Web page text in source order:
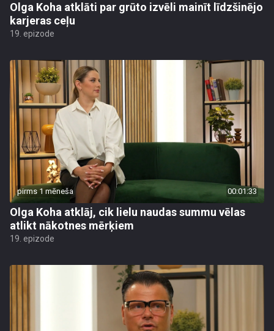
Olga Koha atklāti par grūto izvēli mainīt līdzšinējo
karjeras ceļu
19. epizode
pirms 1 mēneša 00:01:33
Olga Koha atklāj, cik lielu naudas summu vēlas
atlikt nākotnes mērķiem
19. epizode